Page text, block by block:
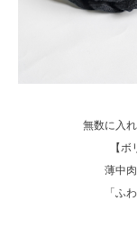
無数に入
【
薄中
「ふ